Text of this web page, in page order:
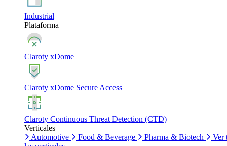
Industrial
Plataforma
Claroty xDome
Claroty xDome Secure Access
Claroty Continuous Threat Detection (CTD)
Verticales
Automotive
Food & Beverage Pharma & Biotech
Ver